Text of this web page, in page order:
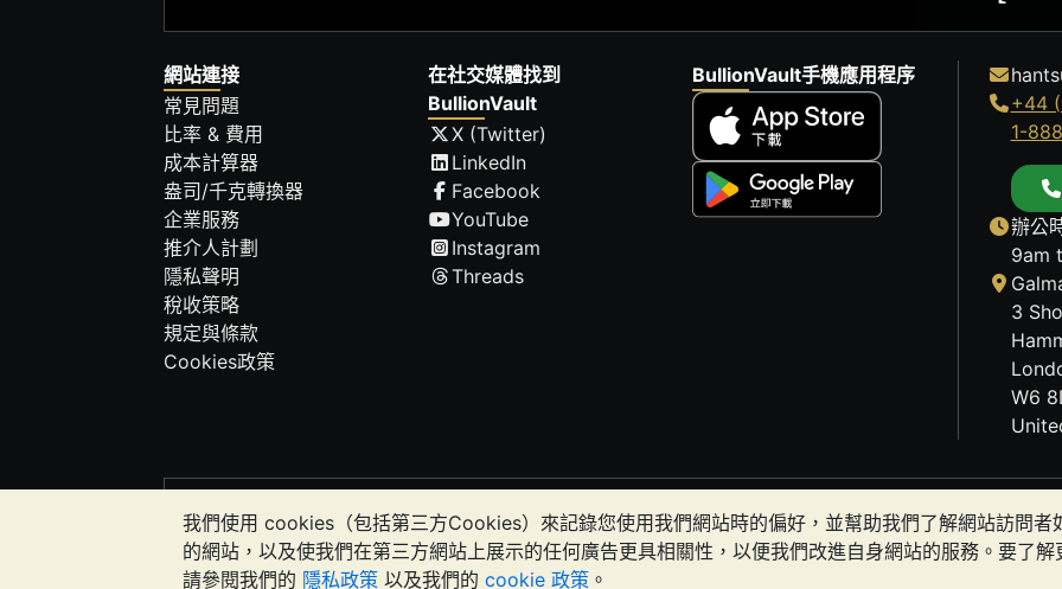
我們使用 cookies（包括第三方Cookies）來記錄您使用我們網站時的偏好，並幫助我們了解網站訪問者
的網站，以及使我們在第三方網站上展示的任何廣告更具相關性，以便我們改進自身網站的服務。要了解
請參閱我們的 隱私政策 以及我們的 cookie 政策 。
網站連接
常見問題
比率 & 費用
成本計算器
盎司/千克轉換器
企業服務
推介人計劃
隱私聲明
稅收策略
規定與條款
Cookies政策
在社交媒體找到
BullionVault
X (Twitter)
LinkedIn
Facebook
YouTube
Instagram
Threads
BullionVault手機應用程序
+44
1-
辦公
9am
3
W6
應該考慮尋求專業建議，以確定投資並持有金條是否適合您。